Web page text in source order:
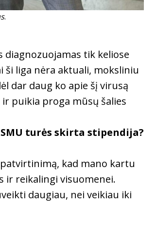
.
tik keliose
ši liga nėra aktuali, moksliniu
dar daug ko apie šį virusą
puikia proga mūsų šalies
turės skirta stipendija?
kad mano kartu
ir reikalingi visuomenei.
daugiau, nei veikiau iki